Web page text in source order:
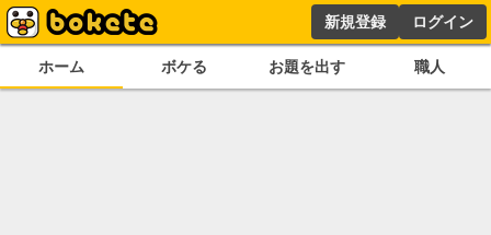
新規登録 ログイン
ホーム ボケる お題を出す 職人